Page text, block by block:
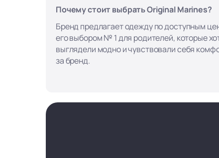
Почему стоит выбрать Original Marines?
Бренд предлагает одежду по доступным
его выбором № 1 для родителей, которые
выглядели модно и чувствовали себя
за бренд.